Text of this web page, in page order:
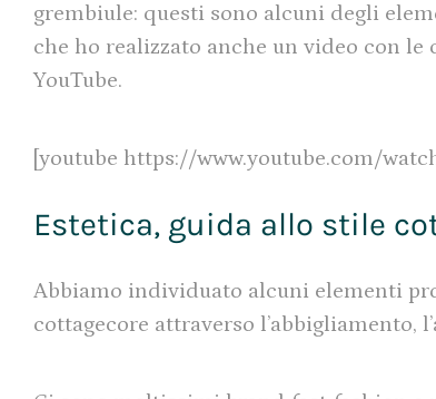
grembiule: questi sono alcuni degli
che ho realizzato anche un video con
YouTube.
[youtube https://www.youtube.com/
Estetica, guida allo stile
Abbiamo individuato alcuni elementi
cottagecore attraverso